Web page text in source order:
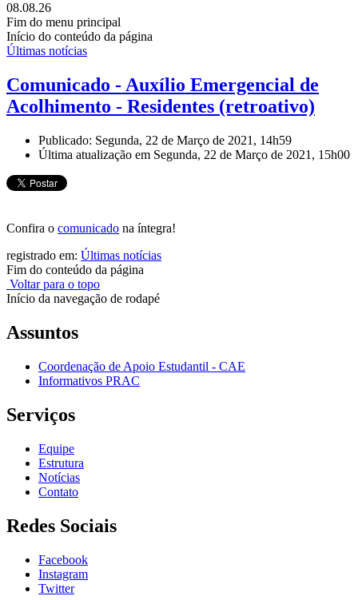
08.08.26
Fim do menu principal
Início do conteúdo da página
Últimas notícias
Comunicado - Auxílio Emergencial de
Acolhimento - Residentes (retroativo)
Publicado: Segunda, 22 de Março de 2021, 14h59
Última atualização em Segunda, 22 de Março de 2021, 15h00
Confira o comunicado na íntegra!
registrado em: Últimas notícias
Fim do conteúdo da página
Voltar para o topo
Início da navegação de rodapé
Assuntos
Coordenação de Apoio Estudantil - CAE
Informativos PRAC
Serviços
Equipe
Estrutura
Notícias
Contato
Redes Sociais
Facebook
Instagram
Twitter